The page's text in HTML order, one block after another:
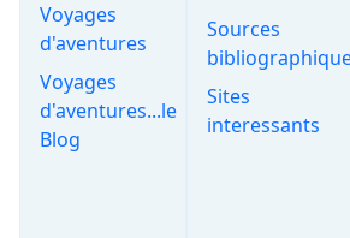
Voyages
d'aventures
Voyages
d'aventures...le
Blog
Sources
Sites
interessants